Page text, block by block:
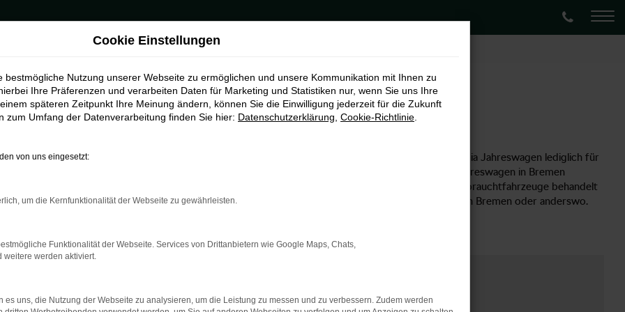
Bremen
für Bremen
richtig Gebrauchtwagen. Formell trifft natürlich Letzeres ins Schwarze, doch wurden die Škoda Fabia Jahreswagen lediglich für
macht es allerdings einen erheblichen Unterschied, ob Sie in einem Neuwagen oder einem Jahreswagen in Bremen
im Geldbeutel bemerkbar machen kann. Unsere Škoda Fabia Jahreswagen werden wie Gebrauchtfahrzeuge behandelt
Unser Versprechen: wir lassen nur Fahrzeuge im überprüften Zustand auf die Straßen von Bremen oder anderswo.
Network Error
ist ein Fehler aufgetreten.
Cookie Einstellungen
bestmögliche Nutzung unserer Webseite zu ermöglichen und unsere Kommunikation mit Ihnen zu
Ihre Präferenzen und verarbeiten Daten für Marketing und Statistiken nur, wenn Sie uns Ihre
späteren Zeitpunkt Ihre Meinung ändern, können Sie die Einwilligung jederzeit für die Zukunft
zum Umfang der Datenverarbeitung finden Sie hier: Datenschutzerklärung Cookie-Richtlinie
von uns eingesetzt:
um die Kernfunktionalität der Webseite zu gewährleisten.
Funktionalität der Webseite. Services von Drittanbietern wie Google Maps, Chats,
weitere werden aktiviert.
es uns, die Nutzung der Webseite zu analysieren, um die Leistung zu messen und zu verbessern. Zudem werden